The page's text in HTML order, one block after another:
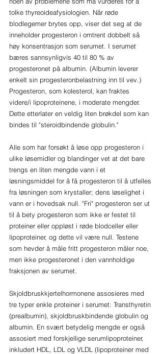
tolke thyreoideafysiologien. Når røde
blodlegemer brytes opp, viser det seg at de
inneholder progesteron i omtrent dobbelt så
høy konsentrasjon som serumet. I serumet
bæres sannsynligvis 40 til 80 % av
progesteronet på albumin. (Albumin leverer
enkelt sin progesteronbelastning inn til vev.)
Progesteron, som kolesterol, kan fraktes
videre/i lipoproteinene, i moderate mengder.
Dette etterlater en veldig liten brøkdel som kan
bindes til "steroidbindende globulin."
Alle som har forsøkt å løse opp progesteron i
ulike løsemidler og blandinger vet at det bare
trengs en liten mengde vann i et
løsningsmiddel for å få progesteron til å utfelles
fra løsningen som krystaller; dens løselighet i
vann er i hovedsak null. "Fri" progesteron ser ut
til å bety progesteron som ikke er festet til
proteiner eller oppløst i røde blodceller eller
lipoproteiner, og dette vil være null. Testene
som hevder å måle fritt progesteron måler noe,
men ikke progesteronet i den vannholdige
fraksjonen av serumet.
Skjoldbruskkjertelhormonene assosieres med
tre typer enkle proteiner i serumet: Transthyretin
(prealbumin), skjoldbruskbindende globulin og
albumin. En svært betydelig mengde er også
assosiert med forskjellige serumlipoproteiner,
inkludert HDL, LDL og VLDL (lipoproteiner med